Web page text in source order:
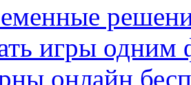
игры одним
онлайн